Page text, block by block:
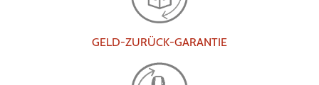
GELD-ZURÜCK-GARANTIE